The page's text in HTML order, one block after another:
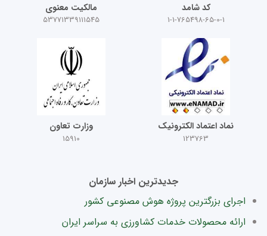
کد شامد
1-1-765498-65-0-1
مالکیت معنوی
53771339111545
نماد اعتماد الکترونیک
123763
وزارت تعاون
15910
جدیدترین اخبار سازمان
اجرای بزرگترین پروژه هوش مصنوعی کشور
ارائه محصولات خدمات کشاورزی به سراسر ایران